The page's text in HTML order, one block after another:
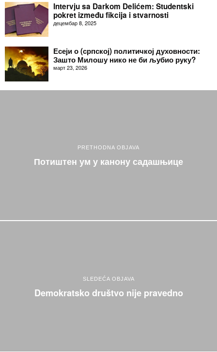
Intervju sa Darkom Delićem: Studentski
pokret između fikcija i stvarnosti
децембар 8, 2025
Есеји о (српској) политичкој духовности:
Зашто Милошу нико не би љубио руку?
март 23, 2026
PRETHODNA OBJAVA
Потиштен ум у канону садашњице
SLEDEĆA OBJAVA
Demokratsko društvo nije pravedno